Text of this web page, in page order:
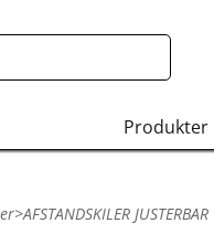
Produkter
>AFSTANDSKILER JUSTERBAR